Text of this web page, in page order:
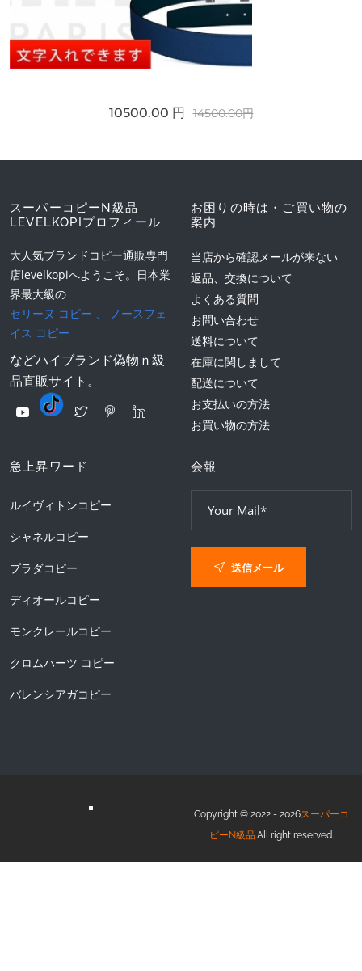
10500.00 円 14500.00円
スーパーコピーN級品
LEVELKOPIプロフィール
大人気ブランドコピー通販専門
店levelkopiへようこそ。日本業
界最大級の
セリーヌ コピー 、
ノースフェ
イス コピー
などハイブランド偽物ｎ級
品直販サイト。
お困りの時は・ご買い物の
案内
当店から確認メールが来ない
返品、交換について
よくある質問
お問い合わせ
送料について
在庫に関しまして
配送について
お支払いの方法
お買い物の方法
急上昇ワード
ルイヴィトンコピー
シャネルコピー
プラダコピー
ディオールコピー
モンクレールコピー
クロムハーツ コピー
バレンシアガコピー
会報
送信メール
Copyright © 2022 - 2026スーパーコ
ピーN級品.All right reserved.